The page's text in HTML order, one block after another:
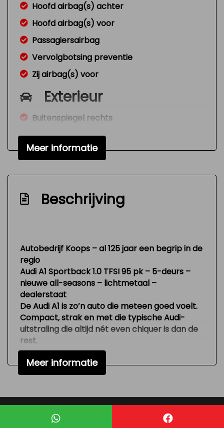
Hoofd airbag(s) achter
Hoofd airbag(s) voor
Passagiersairbag
Vervolgbotsing preventie
Zij airbag(s) voor
Exterieur
Buitenspiegel rechts
Buitenspiegels elektrisch verstelbaar
Buitenspiegels verwarmbaar
Lichtmetalen velgen 16"
Warmtewerend glas
Interieur
Achterbank in delen neerklapbaar
Airco
Elektrische ramen voor
Sportstuur
Stuur verstelbaar
Stuurbekrachtiging snelheidsafhankelijk
Voorstoelen in hoogte verstelbaar
Meer informatie
Beschrijving
Autobedrijf Koops – al 125 jaar een begrip in de
regio
Audi A1 Sportback 1.0 TFSI 95 pk – 5-deurs –
nieuwe all-seasons – lichtmetaal –
dealerstaat
De Audi A1 is zo’n auto die meteen goed voelt.
Compact, strak en met die typische Audi-
uitstraling die altijd nét even chiquer is dan de
rest.
Je stapt in en merkt direct: dit is geen simpele
hatchback. Alles voelt solide, degelijk en netjes
afgewerkt. Precies wat je verwacht van Audi —
Met de1.0 TFSI motor (95 pk)heb je een fijne
power voor dagelijks gebruik. Licht in de stad,
Meer informatie
Mogelijk gemaakt door